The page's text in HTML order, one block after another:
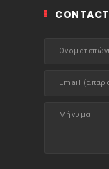
CONTACT